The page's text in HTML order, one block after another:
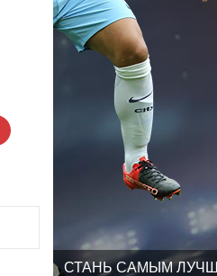
СТАНЬ САМЫМ